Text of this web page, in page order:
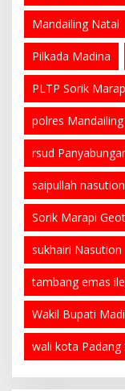
Mandailing Natal
Pilkada Madina
PLTP Sorik
polres
rsud
saipullah nasution
Sorik Marapi
sukhairi Nasution
tambang emas
Wakil Bupati
wali kota Padang
Apresiasi